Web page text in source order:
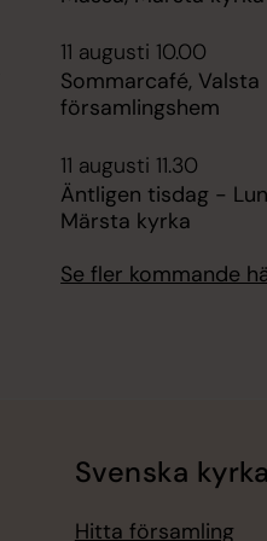
11 augusti 10.00
Sommarcafé, Valsta
församlingshem
11 augusti 11.30
Äntligen tisdag -
Märsta kyrka
Se fler kommande
Svenska
Hitta församling